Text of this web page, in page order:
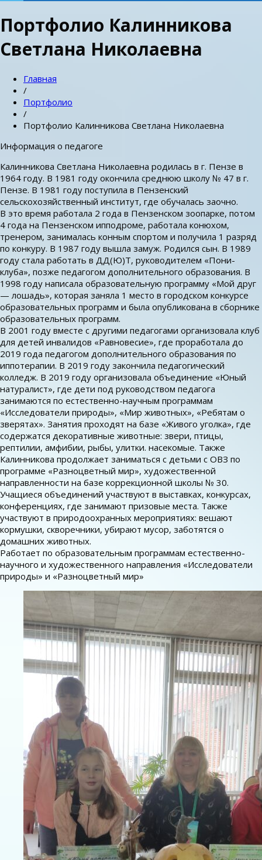
Портфолио Калинникова
Светлана Николаевна
Главная
/
Портфолио
/
Портфолио Калинникова Светлана Николаевна
Информация о педагоге
Калинникова Светлана Николаевна родилась в г. Пензе в
1964 году. В 1981 году окончила среднюю школу № 47 в г.
Пензе. В 1981 году поступила в Пензенский
сельскохозяйственный институт, где обучалась заочно.
В это время работала 2 года в Пензенском зоопарке, потом
4 года на Пензенском ипподроме, работала конюхом,
тренером, занималась конным спортом и получила 1 разряд
по конкуру. В 1987 году вышла замуж. Родился сын. В 1989
году стала работать в ДД(Ю)Т, руководителем «Пони-
клуба», позже педагогом дополнительного образования. В
1998 году написала образовательную программу «Мой друг
— лошадь», которая заняла 1 место в городском конкурсе
образовательных программ и была опубликована в сборнике
образовательных программ.
В 2001 году вместе с другими педагогами организовала клуб
для детей инвалидов «Равновесие», где проработала до
2019 года педагогом дополнительного образования по
иппотерапии. В 2019 году закончила педагогический
колледж. В 2019 году организовала объединение «Юный
натуралист», где дети под руководством педагога
занимаются по естественно-научным программам
«Исследователи природы», «Мир животных», «Ребятам о
зверятах». Занятия проходят на базе «Живого уголка», где
содержатся декоративные животные: звери, птицы,
рептилии, амфибии, рыбы, улитки. насекомые. Также
Калинникова продолжает заниматься с детьми с ОВЗ по
программе «Разноцветный мир», художественной
направленности на базе коррекционной школы № 30.
Учащиеся объединений участвуют в выставках, конкурсах,
конференциях, где занимают призовые места. Также
участвуют в природоохранных мероприятиях: вешают
кормушки, скворечники, убирают мусор, заботятся о
домашних животных.
Работает по образовательным программам естественно-
научного и художественного направления «Исследователи
природы» и «Разноцветный мир»